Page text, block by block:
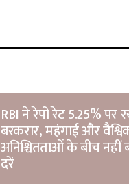
RBI ने रेपो रेट 5.25% पर
बरकरार, महंगाई और
अनिश्चितताओं के बीच नहीं
दरें